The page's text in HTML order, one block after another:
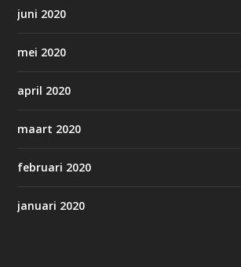
juni 2020
mei 2020
april 2020
maart 2020
februari 2020
januari 2020